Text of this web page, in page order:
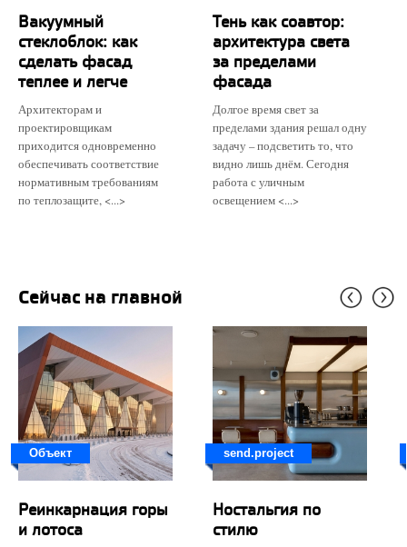
Вакуумный
стеклоблок: как
сделать фасад
теплее и легче
Архитекторам и
проектировщикам
приходится одновременно
обеспечивать соответствие
нормативным требованиям
по теплозащите, <...>
Тень как соавтор:
архитектура света
за пределами
фасада
Долгое время свет за
пределами здания решал одну
задачу – подсветить то, что
видно лишь днём. Сегодня
работа с уличным
освещением <...>
Сейчас на главной
Объект
Реинкарнация горы
и лотоса
send.project
Ностальгия по
стилю